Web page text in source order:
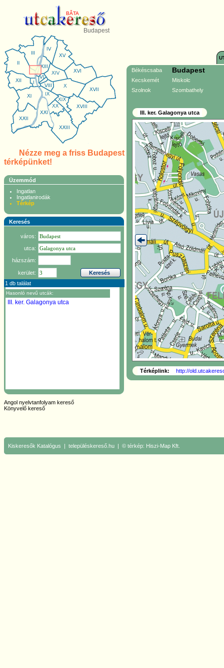
BĂTA
Budapest
Nézze meg a friss Budapest
térképünket!
Üzemmód
Ingatlan
Ingatlanirodák
Térkép
Keresés
város:
utca:
házszám:
kerület:
1 db találat
Hasonló nevű utcák:
III. ker. Galagonya utca
Angol nyelvtanfolyam kereső
Könyvelő kereső
Békéscsaba Budapest
Kecskemét
Miskolc
Szolnok
Szombathely
III. ker. Galagonya utca
Térképlink: http://
Kiskeresők Katalógus | településkereső.hu | © térkép: Hiszi-Map Kft.